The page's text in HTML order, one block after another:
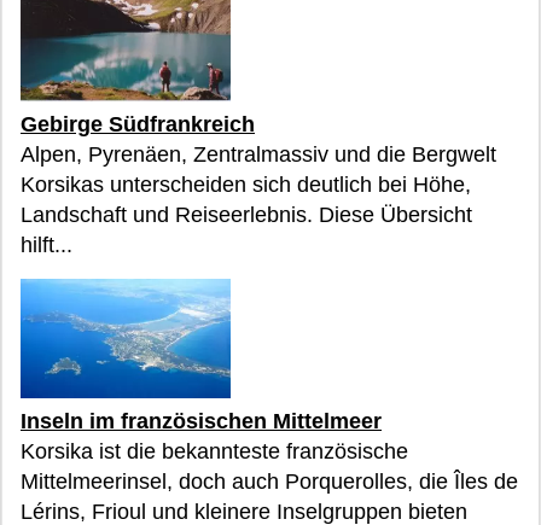
Gebirge Südfrankreich
Alpen, Pyrenäen, Zentralmassiv und die Bergwelt
Korsikas unterscheiden sich deutlich bei Höhe,
Landschaft und Reiseerlebnis. Diese Übersicht
hilft...
Inseln im französischen Mittelmeer
Korsika ist die bekannteste französische
Mittelmeerinsel, doch auch Porquerolles, die Îles de
Lérins, Frioul und kleinere Inselgruppen bieten